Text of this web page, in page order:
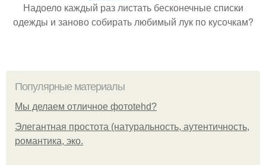
Надоело каждый раз листать бесконечные списки
одежды и заново собирать любимый лук по кусочкам?
Популярные материалы
Мы делаем отличное фотоtehd?
Элегантная простота (натуральность, аутентичность,
романтика, эко.